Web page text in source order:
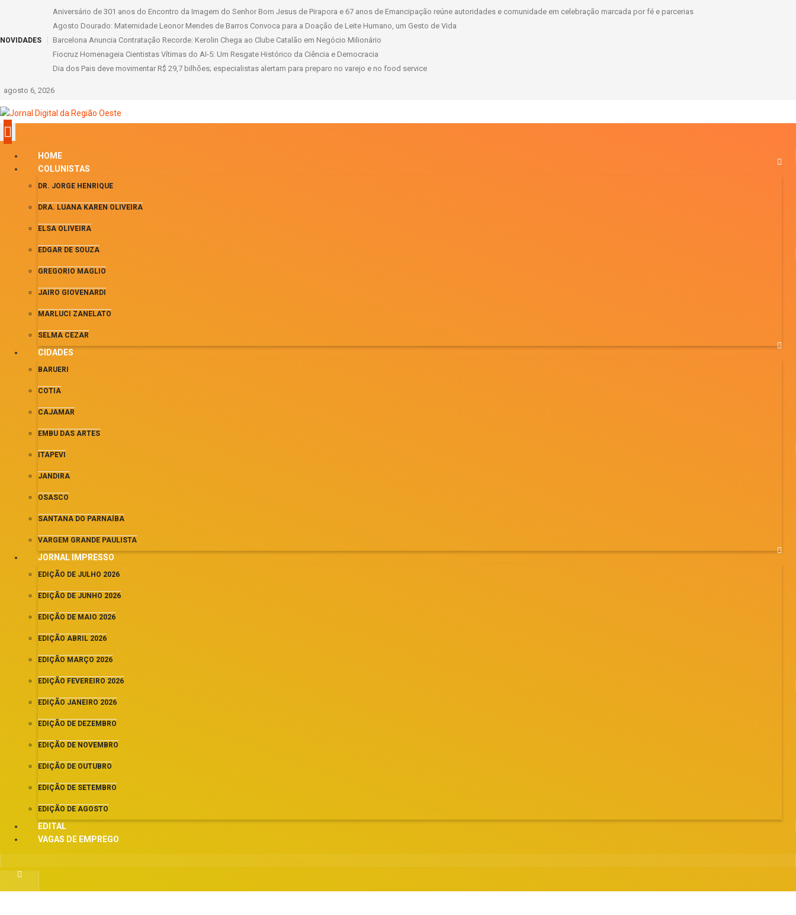
NOVIDADES
Aniversário de 301 anos do Encontro da Imagem do Senhor Bom Jesus de Pirapora e 67 anos de Emancipação reúne autoridades e comunidade em celebração marcada por fé e parcerias
Agosto Dourado: Maternidade Leonor Mendes de Barros Convoca para a Doação de Leite Humano, um Gesto de Vida
Barcelona Anuncia Contratação Recorde: Kerolin Chega ao Clube Catalão em Negócio Milionário
Fiocruz Homenageia Cientistas Vítimas do AI-5: Um Resgate Histórico da Ciência e Democracia
Dia dos Pais deve movimentar R$ 29,7 bilhões; especialistas alertam para preparo no varejo e no food service
agosto 6, 2026
HOME
COLUNISTAS
DR. JORGE HENRIQUE
DRA. LUANA KAREN OLIVEIRA
ELSA OLIVEIRA
EDGAR DE SOUZA
GREGORIO MAGLIO
JAIRO GIOVENARDI
MARLUCI ZANELATO
SELMA CEZAR
CIDADES
BARUERI
COTIA
CAJAMAR
EMBU DAS ARTES
ITAPEVI
JANDIRA
OSASCO
SANTANA DO PARNAÍBA
VARGEM GRANDE PAULISTA
JORNAL IMPRESSO
EDIÇÃO DE JULHO 2026
EDIÇÃO DE JUNHO 2026
EDIÇÃO DE MAIO 2026
EDIÇÃO ABRIL 2026
EDIÇÃO MARÇO 2026
EDIÇÃO FEVEREIRO 2026
EDIÇÃO JANEIRO 2026
EDIÇÃO DE DEZEMBRO
EDIÇÃO DE NOVEMBRO
EDIÇÃO DE OUTUBRO
EDIÇÃO DE SETEMBRO
EDIÇÃO DE AGOSTO
EDITAL
VAGAS DE EMPREGO